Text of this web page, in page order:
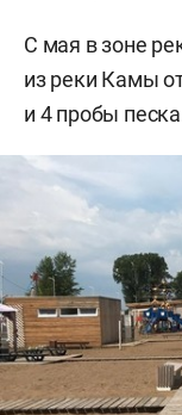
С мая в зоне
из реки Камы
и 4 пробы